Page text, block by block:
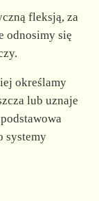
fleksją, za
odnosimy się
określamy
lub uznaje
systemy